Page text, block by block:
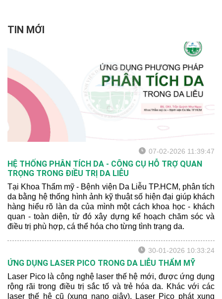
8/2019 trên 2224 sản phụ
18 – 45 tuổi. Nghiên cứu
đoàn hệ là thiết kế nghiên
cứu khó thực hiện và mang
lại giá trị khoa học rất cao.
TIN MỚI
07-02-2026 11:39:47
HỆ THỐNG PHÂN TÍCH DA - CÔNG CỤ HỖ TRỢ QUAN
TRỌNG TRONG ĐIỀU TRỊ DA LIỄU
Tại Khoa Thẩm mỹ - Bệnh viện Da Liễu TP.HCM, phân tích
da bằng hệ thống hình ảnh kỹ thuật số hiện đại giúp khách
hàng hiểu rõ làn da của mình một cách khoa học - khách
quan - toàn diện, từ đó xây dựng kế hoạch chăm sóc và
điều trị phù hợp, cá thể hóa cho từng tình trạng da.
30-01-2026 10:33:24
ỨNG DỤNG LASER PICO TRONG DA LIỄU THẨM MỸ
Laser Pico là công nghệ laser thế hệ mới, được ứng dụng
rộng rãi trong điều trị sắc tố và trẻ hóa da. Khác với các
laser thế hệ cũ (xung nano giây), Laser Pico phát xung